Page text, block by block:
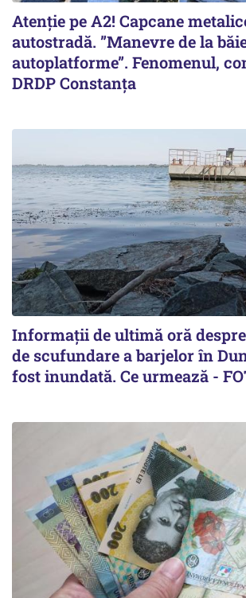
Atenție pe A2! Capcane
autostradă. ”Manevre de la
autoplatforme”. Fenomenul,
DRDP Constanța
Informații de ultimă oră
de scufundare a barjelor în
fost inundată. Ce urmează -